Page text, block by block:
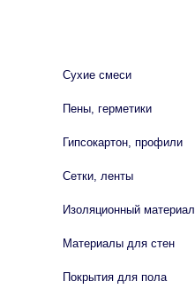
Сухие смеси
Пены, герметики
Гипсокартон, профили
Сетки, ленты
Изоляционный материал
Материалы для стен
Покрытия для пола